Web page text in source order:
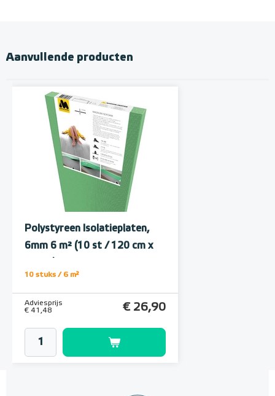
Aanvullende producten
Polystyreen Isolatieplaten,
6mm 6 m² (10 st / 120 cm x
10 stuks / 6 m²
Adviesprijs
€ 41,48
€ 26,90